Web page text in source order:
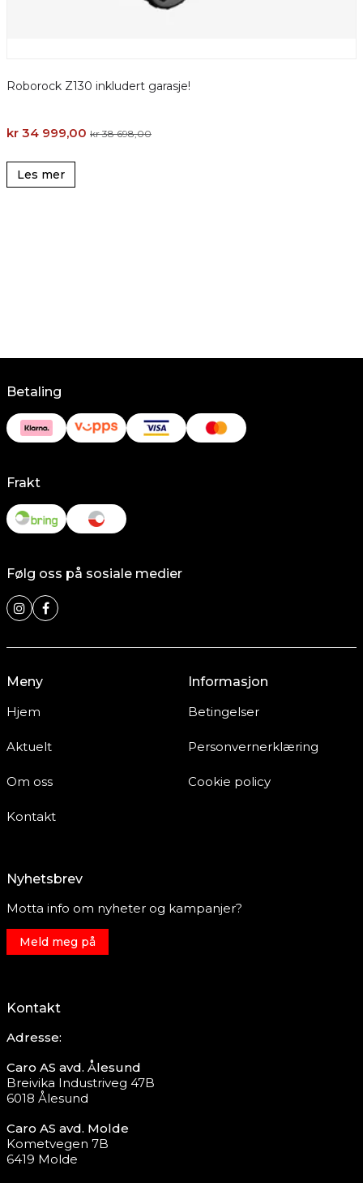
Roborock Z130 inkludert garasje!
kr 34 999,00 kr 38 698,00
Les mer
Betaling
Frakt
Følg oss på sosiale medier
Meny
Hjem
Aktuelt
Om oss
Kontakt
Informasjon
Betingelser
Personvernerklæring
Cookie policy
Nyhetsbrev
Motta info om nyheter og kampanjer?
Meld meg på
Kontakt
Adresse:
Caro AS avd. Ålesund
Breivika Industriveg 47B
6018 Ålesund
Caro AS avd. Molde
Kometvegen 7B
6419 Molde